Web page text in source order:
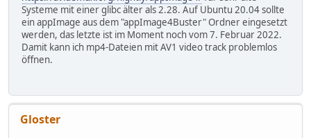
Systeme mit einer glibc älter als 2.28. Auf Ubuntu 20.04 sollte
ein appImage aus dem "appImage4Buster" Ordner eingesetzt
werden, das letzte ist im Moment noch vom 7. Februar 2022.
Damit kann ich mp4-Dateien mit AV1 video track problemlos
öffnen.
Gloster